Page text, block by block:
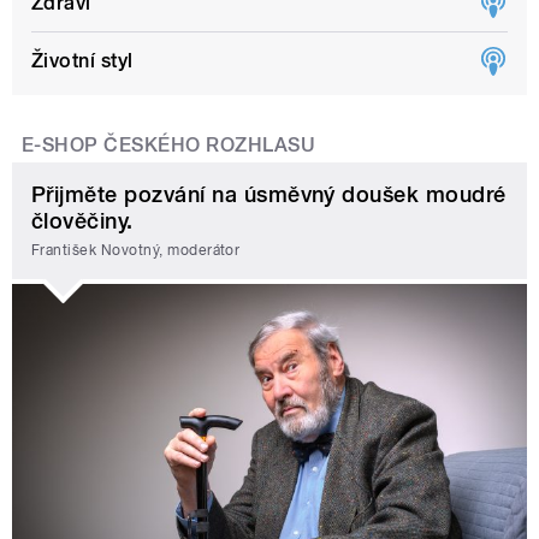
Životní styl
E-SHOP ČESKÉHO ROZHLASU
Přijměte pozvání na úsměvný doušek moudré
člověčiny.
František Novotný, moderátor